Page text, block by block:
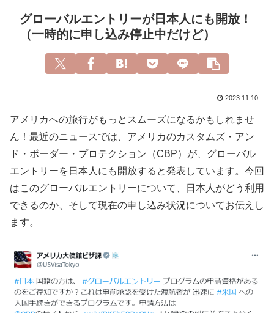
グローバルエントリーが日本人にも開放！
（一時的に申し込み停止中だけど）
2023.11.10
アメリカへの旅行がもっとスムーズになるかもしれませ
ん！最近のニュースでは、アメリカのカスタムズ・アン
ド・ボーダー・プロテクション（CBP）が、グローバル
エントリーを日本人にも開放すると発表しています。今回
はこのグローバルエントリーについて、日本人がどう利用
できるのか、そして現在の申し込み状況についてお伝えし
ます。